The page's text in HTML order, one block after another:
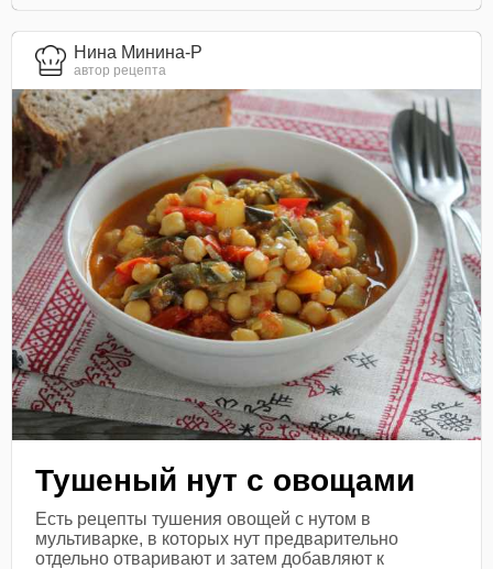
Нина Минина-Р
автор рецепта
Тушеный нут с овощами
Есть рецепты тушения овощей с нутом в
мультиварке, в которых нут предварительно
отдельно отваривают и затем добавляют к